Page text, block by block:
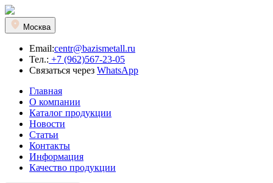
Москва
Email:centr@bazismetall.ru
Тел.: +7 (962)567-23-05
Связаться через WhatsApp
Главная
О компании
Каталог продукции
Новости
Статьи
Контакты
Информация
Качество продукции